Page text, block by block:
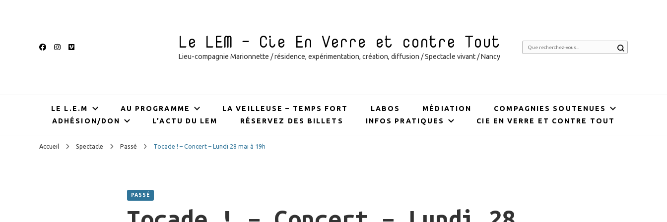
Le LEM – Cie En Verre et contre Tout
Lieu-compagnie Marionnette / résidence, expérimentation, création, diffusion / Spectacle vivant / Nancy
Vous
LE L.E.M AU PROGRAMME LA VEILLEUSE – TEMPS FORT LABOS MÉDIATION
COMPAGNIES SOUTENUES
ADHÉSION/DON
L’ACTU DU LEM RÉSERVEZ DES BILLETS INFOS PRATIQUES CIE EN VERRE ET CONTRE TOUT
Accueil Spectacle Passé Tocade ! – Concert – Lundi 28 mai à 19h
PASSÉ